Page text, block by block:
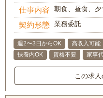
仕事内容 朝食、昼食、
契約形態 業務委託
週2〜3日からOK 高収入可能
扶養内OK
資格不要 家事
この求